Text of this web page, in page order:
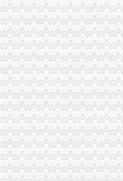
男子为接业务酒后驾车奔袭50公
普明中街中段公交_绵普明中街中
重庆民丰农化股份有限公司2000
室内家装设计
三峡广场公司注销
【重庆三峡广场附近有会计实操
【便民】重庆方送你便民15招！
宜昌市A级旅行社大全,宜昌旅行
重庆三峡广场会计审计公司|重庆
平安巢智能车库讲述分期买不给
青木关公司注销
健盛集团：发行股份及支付现金
重庆沙坪坝青木关会计审计公司|
公司理的概念分析-法律快车公司